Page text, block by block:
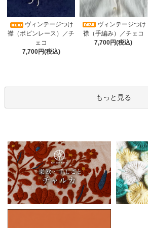
ヴィンテージつけ
襟（ボビンレース）／チ
ェコ
7,700円(税込)
ヴィンテージつけ
襟（手編み）／チェコ
7,700円(税込)
もっと見る